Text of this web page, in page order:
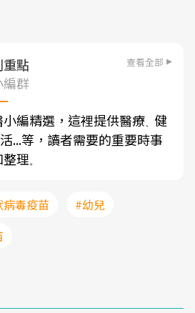
重點 查看全部
編群
小編精選，這裡提供醫療、 健
...等，讀者需要的重要時事
理。
毒疫苗
#幼兒